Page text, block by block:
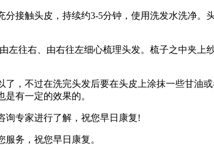
接触头皮，持续约3-5分钟，使用洗发水洗净。
往右、由右往左细心梳理头发。梳子之中夹上
，不过在洗完头发后要在头皮上涂抹一些甘油
有一定的效果的。
专家进行了解，祝您早日康复!
务，祝您早日康复。